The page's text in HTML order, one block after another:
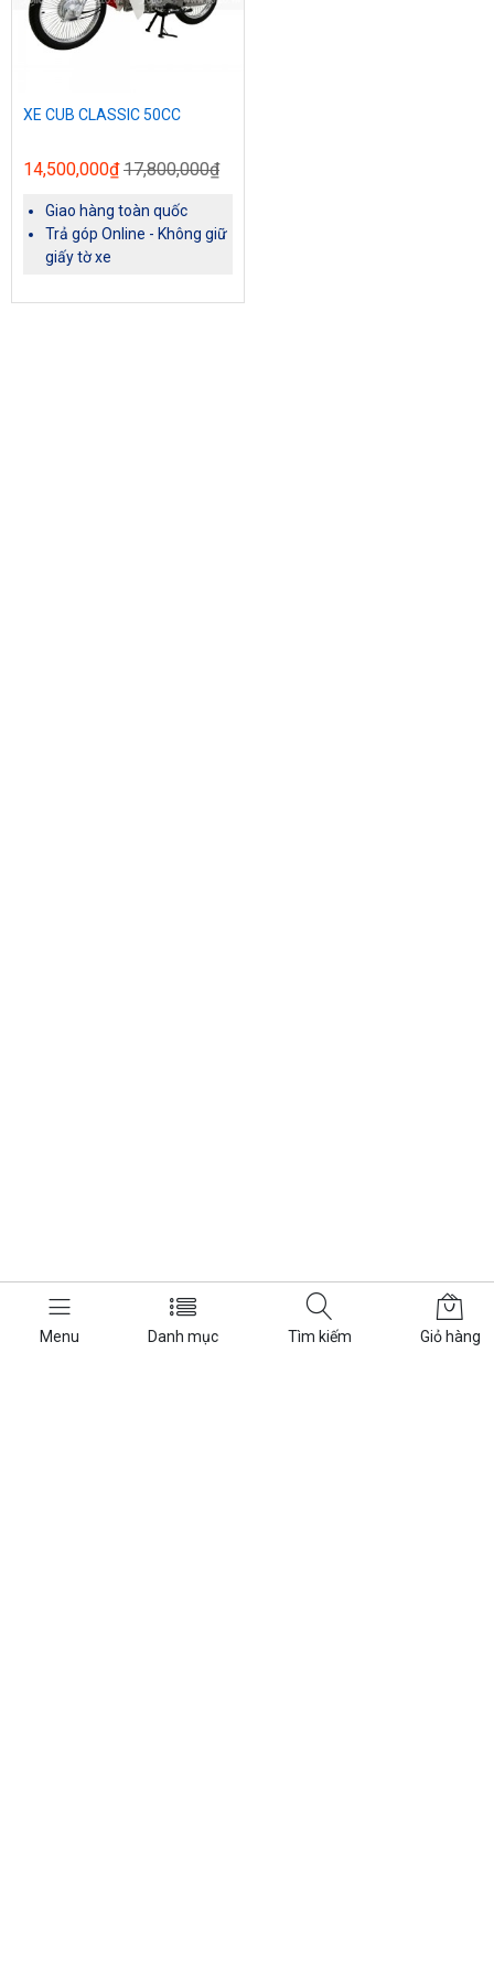
Menu Danh mục Tìm kiếm Giỏ hàng
XE CUB CLASSIC 50CC
14,500,000₫17,800,000₫
Giao hàng toàn quốc
Trả góp Online - Không giữ
giấy tờ xe